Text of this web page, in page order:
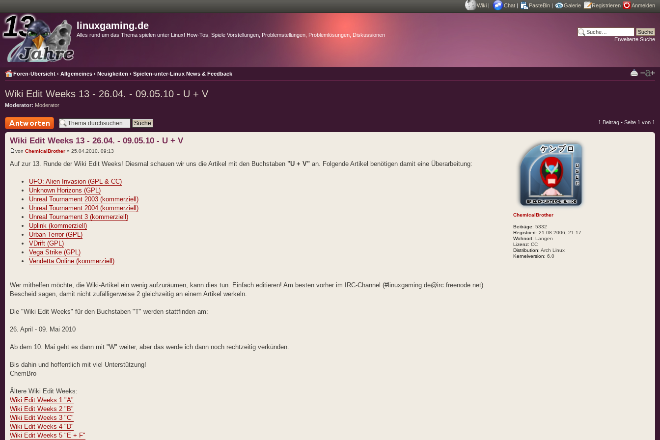
Wiki | Chat | PasteBin | Galerie Registrieren Anmelden
linuxgaming.de
Alles rund um das Thema spielen unter Linux! How-Tos, Spiele Vorstellungen, Problemstellungen, Problemlösungen, Diskussionen
Erweiterte Suche
Foren-Übersicht ‹ Allgemeines ‹ Neuigkeiten ‹ Spielen-unter-Linux News & Feedback
Wiki Edit Weeks 13 - 26.04. - 09.05.10 - U + V
Moderator: Moderator
Antwort schreiben
1 Beitrag • Seite 1 von 1
Wiki Edit Weeks 13 - 26.04. - 09.05.10 - U + V
von ChemicalBrother » 25.04.2010, 09:13
Auf zur 13. Runde der Wiki Edit Weeks! Diesmal schauen wir uns die Artikel mit den Buchstaben "U + V" an. Folgende Artikel benötigen damit eine Überarbeitung:
UFO: Alien Invasion (GPL & CC)
Unknown Horizons (GPL)
Unreal Tournament 2003 (kommerziell)
Unreal Tournament 2004 (kommerziell)
Unreal Tournament 3 (kommerziell)
Uplink (kommerziell)
Urban Terror (GPL)
VDrift (GPL)
Vega Strike (GPL)
Vendetta Online (kommerziell)
Wer mithelfen möchte, die Wiki-Artikel ein wenig aufzuräumen, kann dies tun. Einfach editieren! Am besten vorher im IRC-Channel (#linuxgaming.de@irc.freenode.net)
Bescheid sagen, damit nicht zufälligerweise 2 gleichzeitig an einem Artikel werkeln.
Die "Wiki Edit Weeks" für den Buchstaben "T" werden stattfinden am:
26. April - 09. Mai 2010
Ab dem 10. Mai geht es dann mit "W" weiter, aber das werde ich dann noch rechtzeitig verkünden.
Bis dahin und hoffentlich mit viel Unterstützung!
ChemBro
Ältere Wiki Edit Weeks:
Wiki Edit Weeks 1 "A"
Wiki Edit Weeks 2 "B"
Wiki Edit Weeks 3 "C"
Wiki Edit Weeks 4 "D"
Wiki Edit Weeks 5 "E + F"
ChemicalBrother
Beiträge: 5332
Registriert: 21.08.2006, 21:17
Wohnort: Langen
Lizenz: CC
Distribution: Arch Linux
Kernelversion: 6.0